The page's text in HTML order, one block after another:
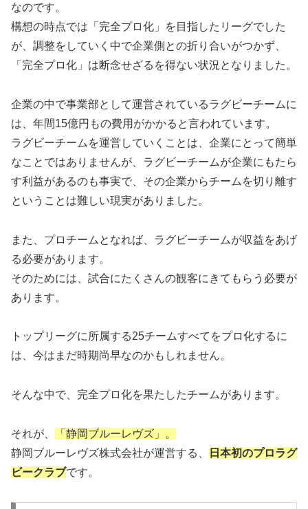
なのです。
構想の時点では「完全プロ化」を目指したリーグでした
が、調整をしていく中で企業側との折り合いがつかず、
「完全プロ化」は断念せざるを得ない状況となりました。
企業の中で事業部として運営されているラグビーチームに
は、年間15億円もの費用がかかると言われています。
ラグビーチームを運営していくことは、企業にとって簡単
なことではありませんが、ラグビーチームが企業にもたら
す利益があるのも事実で、その企業からチームを切り離す
ということは難しい現実がありました。
また、プロチームとなれば、ラグビーチームが収益をあげ
る必要があります。
そのためには、試合にたくさんの観客にきてもらう必要が
あります。
トップリーグに所属する25チームすべてをプロ化するに
は、今はまだ時期尚早なのかもしれません。
そんな中で、完全プロ化を果たしたチームがあります。
それが、
「静岡ブルーレヴズ」。
静岡ブルーレヴズ株式会社が運営する、
日本初のプロラグ
ビークラブです。